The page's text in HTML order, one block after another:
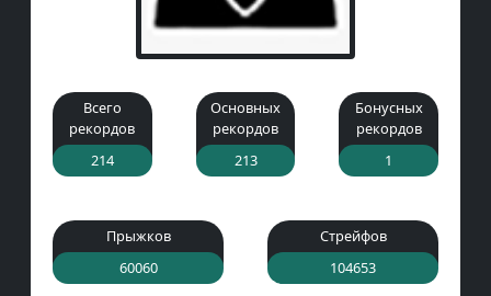
Всего
рекордов
214
Основных
рекордов
213
Бонусных
рекордов
1
Прыжков
60060
Стрейфов
104653